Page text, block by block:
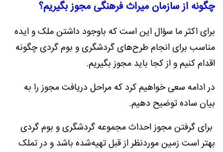
چگونه از سازمان میراث فرهنگی مجوز بگیریم؟
برای اکثر ما سؤال این است که باوجود داشتن ملک و ایده
مناسب برای انجام طرح‌های گردشگری و بوم گردی چگونه
اقدام کنیم و از کجا باید مجوز بگیریم.
در ادامه سعی خواهیم کرد که مراحل دریافت مجوز را به
بیان ساده توضیح دهیم.
برای گرفتن مجوز احداث مجموعه گردشگری و بوم گردی
بهتر است زمین موردنظر از قبل تهیه‌شده باشد و در تملک